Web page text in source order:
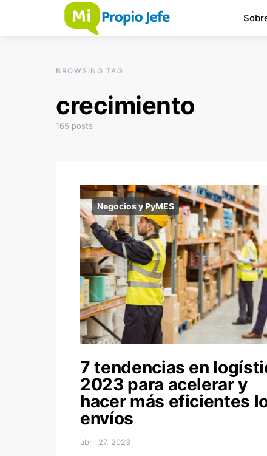
BROWSING TAG
crecimiento
165 posts
Negocios y PyMES
7 tendencias en
2023 para acelerar y
hacer más eficientes
envíos
abril 27, 2023